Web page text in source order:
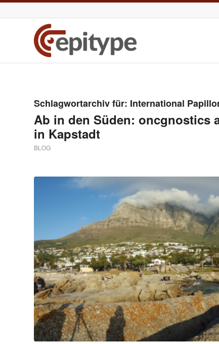
Schlagwortarchiv für: International
Ab in den Süden: oncgnostics
in Kapstadt
BLOG